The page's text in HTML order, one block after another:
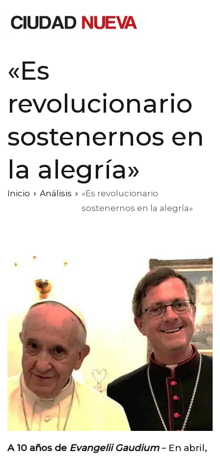
«Es
revolucionario
sostenernos en
la alegría»
Inicio Análisis
«Es revolucionario
sostenernos en la alegría»
A 10 años de Evangelii Gaudium – En abril,